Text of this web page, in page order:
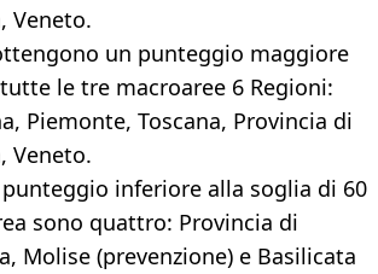
Veneto.
un punteggio maggiore
le tre macroaree 6 Regioni:
Piemonte, Toscana, Provincia di
Veneto.
punteggio inferiore alla soglia di 60
sono quattro: Provincia di
Molise (prevenzione) e Basilicata